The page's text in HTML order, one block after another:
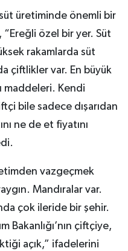
üretiminde önemli bir
özel bir yer. Süt
rakamlarda süt
çiftlikler var. En büyük
maddeleri. Kendi
bile sadece dışarıdan
ne de et fiyatını
vazgeçmek
Mandıralar var.
çok ileride bir şehir.
Bakanlığı’nın çiftçiye,
açık,” ifadelerini